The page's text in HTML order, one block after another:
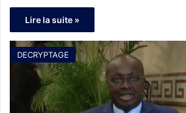
Lire la suite »
DECRYPTAGE